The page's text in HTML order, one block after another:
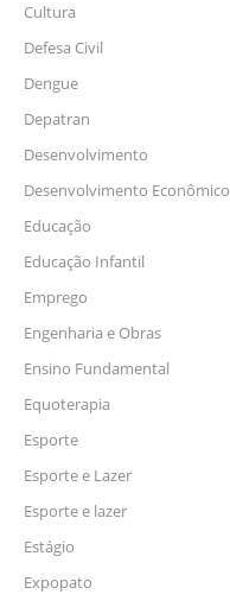
Cultura
Defesa Civil
Dengue
Depatran
Desenvolvimento
Desenvolvimento Econômico
Educação
Educação Infantil
Emprego
Engenharia e Obras
Ensino Fundamental
Equoterapia
Esporte
Esporte e Lazer
Esporte e lazer
Estágio
Expopato